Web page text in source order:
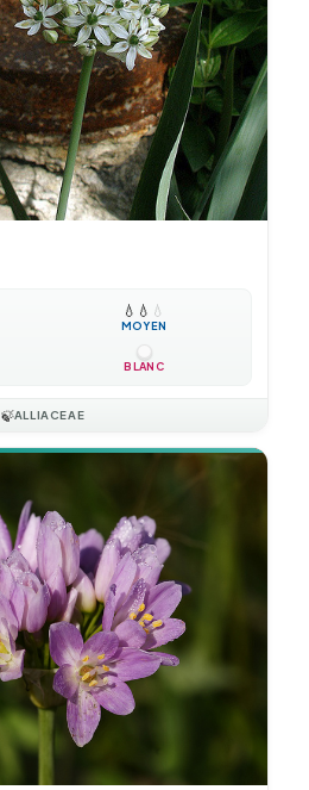
💧 💧 💧
MOYEN
BLANC
🍃ALLIACEAE